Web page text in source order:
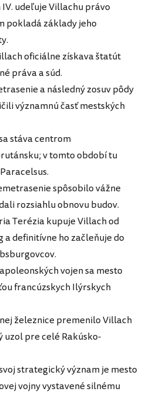
IV. udeľuje Villachu právo
pokladá základy jeho
oficiálne získava štatút
práva a súd.
a následný zosuv pôdy
významnú časť mestských
stáva centrom
v tomto období tu
spôsobilo vážne
rozsiahlu obnovu budov.
Terézia kupuje Villach od
definitívne ho začleňuje do
vojen sa mesto
francúzskych Ilýrskych
železnice premenilo Villach
uzol pre celé Rakúsko-
strategický význam je mesto
vojny vystavené silnému